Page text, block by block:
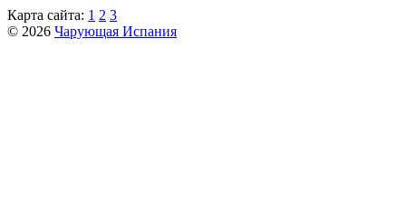
Карта сайта: 1 2 3
© 2026 Чарующая Испания